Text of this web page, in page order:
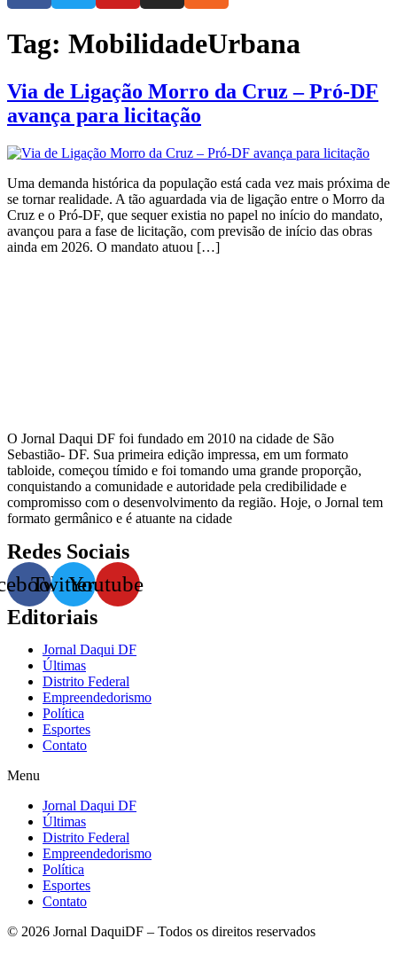
Tag: MobilidadeUrbana
Via de Ligação Morro da Cruz – Pró-DF
avança para licitação
Uma demanda histórica da população está cada vez mais próxima de
se tornar realidade. A tão aguardada via de ligação entre o Morro da
Cruz e o Pró-DF, que sequer existia no papel no início do mandato,
avançou para a fase de licitação, com previsão de início das obras
ainda em 2026. O mandato atuou […]
O Jornal Daqui DF foi fundado em 2010 na cidade de São
Sebastião- DF. Sua primeira edição impressa, em um formato
tabloide, começou tímido e foi tomando uma grande proporção,
conquistando a comunidade e autoridade pela credibilidade e
compromisso com o desenvolvimento da região. Hoje, o Jornal tem
formato germânico e é atuante na cidade
Redes Sociais
TwitterYoutube
Editoriais
Jornal Daqui DF
Últimas
Distrito Federal
Empreendedorismo
Política
Esportes
Contato
Menu
Jornal Daqui DF
Últimas
Distrito Federal
Empreendedorismo
Política
Esportes
Contato
© 2026 Jornal DaquiDF – Todos os direitos reservados